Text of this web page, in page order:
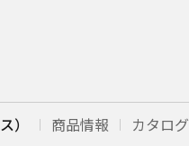
） 商品情報 カタログ